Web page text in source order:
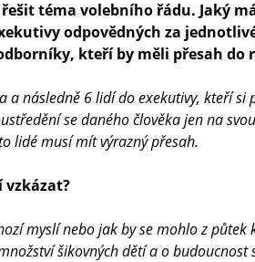
téma volebního řádu. Jaký
odpovědných za
kteří by měli přesah do
následně 6 lidí do exekutivy, kteří si
se daného člověka jen na
lidé musí mít výrazný přesah.
vzkázat?
myslí nebo jak by se mohlo z půtek
šikovných dětí a o budoucnost